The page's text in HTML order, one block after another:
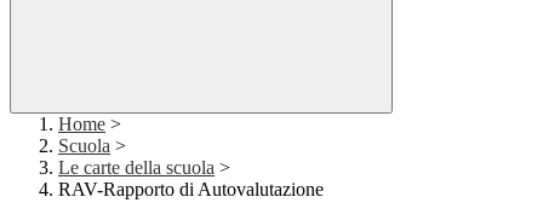
Home >
Scuola >
Le carte della scuola >
RAV-Rapporto di Autovalutazione